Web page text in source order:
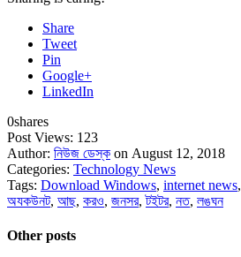
Share
Tweet
Pin
Google+
LinkedIn
0shares
Post Views: 123
Author: নিউজ ডেস্ক on August 12, 2018
Categories: Technology News
Tags: Download Windows, internet news,
অযকউনট, আছ, করও, জনসর,টইটর, নত, লঙঘন
Other posts